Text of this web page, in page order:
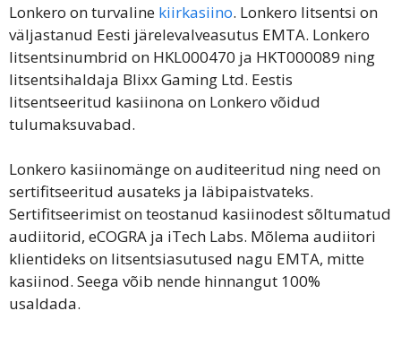
Lonkero on turvaline kiirkasiino. Lonkero litsentsi on
väljastanud Eesti järelevalveasutus EMTA. Lonkero
litsentsinumbrid on HKL000470 ja HKT000089 ning
litsentsihaldaja Blixx Gaming Ltd. Eestis
litsentseeritud kasiinona on Lonkero võidud
tulumaksuvabad.
Lonkero kasiinomänge on auditeeritud ning need on
sertifitseeritud ausateks ja läbipaistvateks.
Sertifitseerimist on teostanud kasiinodest sõltumatud
audiitorid, eCOGRA ja iTech Labs. Mõlema audiitori
klientideks on litsentsiasutused nagu EMTA, mitte
kasiinod. Seega võib nende hinnangut 100%
usaldada.